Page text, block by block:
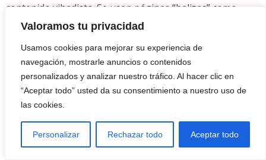
Valoramos tu privacidad
Usamos cookies para mejorar su experiencia de
navegación, mostrarle anuncios o contenidos
personalizados y analizar nuestro tráfico. Al hacer clic en
“Aceptar todo” usted da su consentimiento a nuestro uso de
las cookies.
Personalizar Rechazar todo Aceptar todo
contenido yihadista. Se usan páginas “balizas” como
Facebook, X o Telegram para dirigir a almacenes de
con “agregadores”, que recopilan enlaces y los
almacenan en lugares como sitios web.
Tech Against Terrorism identificó trece categorías de
plataformas usadas en este proceso, siendo las de
intercambio de archivos y videos las más frecuentes. En
2020, su sistema de análisis de contenidos de terrorismo
emitió 10,959 alertas sobre contenido yihadista,